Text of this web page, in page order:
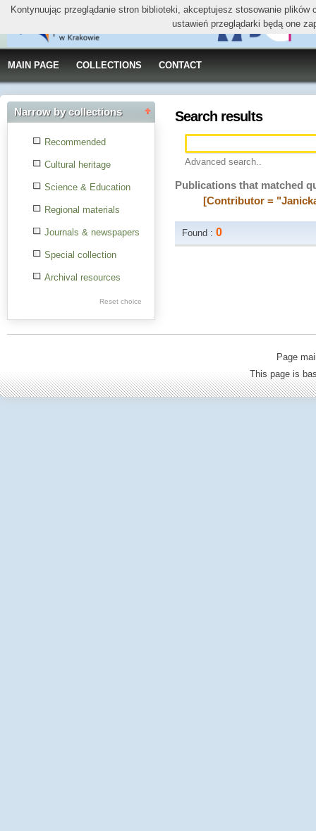
MAIN PAGE COLLECTIONS CONTACT
Narrow by collections
Recommended
Cultural heritage
Science & Education
Regional materials
Journals & newspapers
Special collection
Archival resources
Reset choice
Search results
Advanced search..
Publications that matched
[Contributor =
Found :0
Page
This page is
Kontynuując przeglądanie stron biblioteki, akceptujesz stosowanie
ustawień przeglądarki będą one